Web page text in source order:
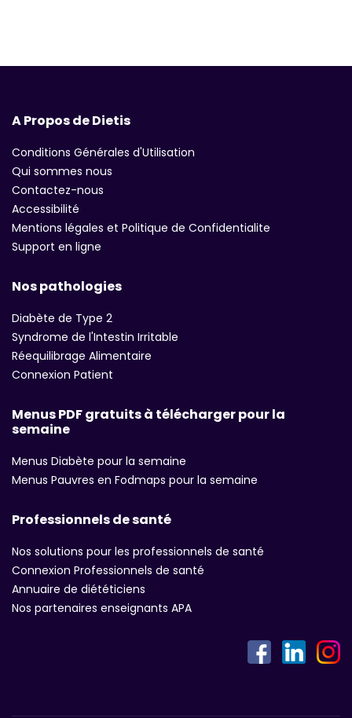
A Propos de Dietis
Conditions Générales d'Utilisation
Qui sommes nous
Contactez-nous
Accessibilité
Mentions légales et Politique de Confidentialite
Support en ligne
Nos pathologies
Diabète de Type 2
Syndrome de l'Intestin Irritable
Réequilibrage Alimentaire
Connexion Patient
Menus PDF gratuits à télécharger pour la
semaine
Menus Diabète pour la semaine
Menus Pauvres en Fodmaps pour la semaine
Professionnels de santé
Nos solutions pour les professionnels de santé
Connexion Professionnels de santé
Annuaire de diététiciens
Nos partenaires enseignants APA